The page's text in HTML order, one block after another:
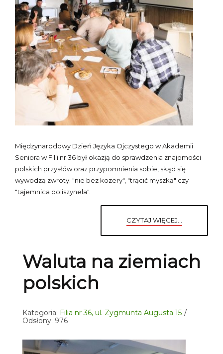
Międzynarodowy Dzień Języka Ojczystego w Akademii
Seniora w Filii nr 36 był okazją do sprawdzenia znajomości
polskich przysłów oraz przypomnienia sobie, skąd się
wywodzą zwroty: "nie bez kozery", "trącić myszką" czy
"tajemnica poliszynela".
CZYTAJ WIĘCEJ...
Waluta na ziemiach
polskich
Kategoria: Filia nr 36, ul. Zygmunta Augusta 15
Odsłony: 976